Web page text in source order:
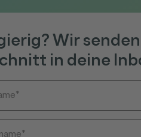
Wir
in deine